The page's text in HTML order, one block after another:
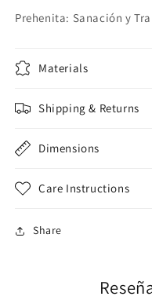
Prehenita: Sanación y
Materials
Shipping & Returns
Dimensions
Care Instructions
Share